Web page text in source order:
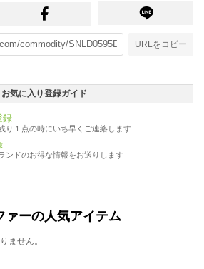
URLをコピー
お気に入り登録ガイド
録
り１点の時にいち早くご連絡します
ンドのお得な情報をお送りします
ァーの人気アイテム
ません。